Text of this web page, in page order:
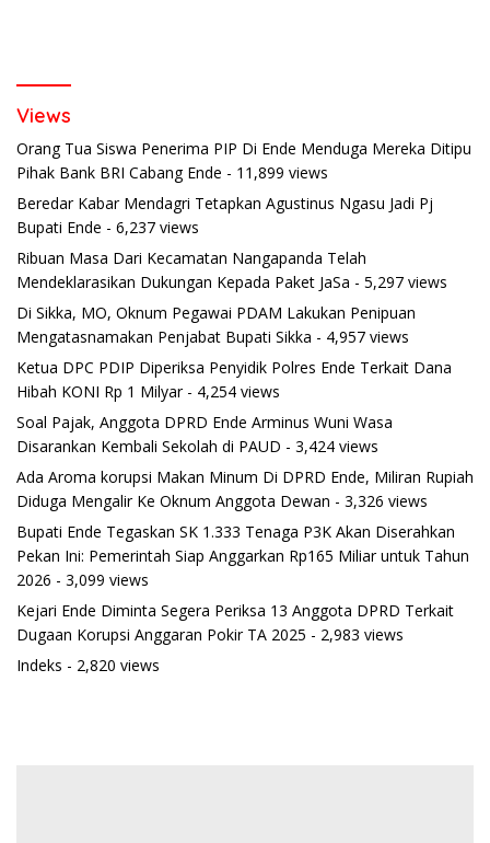
Views
Orang Tua Siswa Penerima PIP Di Ende Menduga Mereka Ditipu
Pihak Bank BRI Cabang Ende - 11,899 views
Beredar Kabar Mendagri Tetapkan Agustinus Ngasu Jadi Pj
Bupati Ende - 6,237 views
Ribuan Masa Dari Kecamatan Nangapanda Telah
Mendeklarasikan Dukungan Kepada Paket JaSa - 5,297 views
Di Sikka, MO, Oknum Pegawai PDAM Lakukan Penipuan
Mengatasnamakan Penjabat Bupati Sikka - 4,957 views
Ketua DPC PDIP Diperiksa Penyidik Polres Ende Terkait Dana
Hibah KONI Rp 1 Milyar- 4,254 views
Soal Pajak, Anggota DPRD Ende Arminus Wuni Wasa
Disarankan Kembali Sekolah di PAUD - 3,424 views
Ada Aroma korupsi Makan Minum Di DPRD Ende, Miliran Rupiah
Diduga Mengalir Ke Oknum Anggota Dewan - 3,326 views
Bupati Ende Tegaskan SK 1.333 Tenaga P3K Akan Diserahkan
Pekan Ini: Pemerintah Siap Anggarkan Rp165 Miliar untuk Tahun
2026 - 3,099 views
Kejari Ende Diminta Segera Periksa 13 Anggota DPRD Terkait
Dugaan Korupsi Anggaran Pokir TA 2025 - 2,983 views
Indeks - 2,820 views